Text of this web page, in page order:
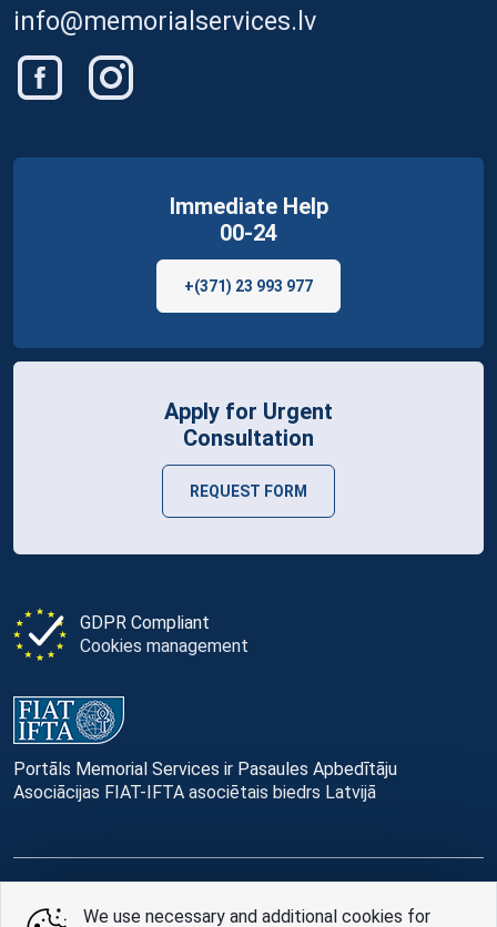
info@memorialservices.lv
GDPR Compliant
Cookies management
Portāls Memorial Services ir Pasaules Apbedītāju
Asociācijas FIAT-IFTA asociētais biedrs Latvijā
Immediate Help
00-24
+(371) 23 993 977
Apply for Urgent
Consultation
REQUEST FORM
© Memorial Services, 2016 — 2026 pr3-g
We use necessary and additional cookies for